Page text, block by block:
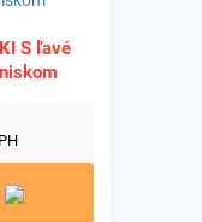
S ľavé